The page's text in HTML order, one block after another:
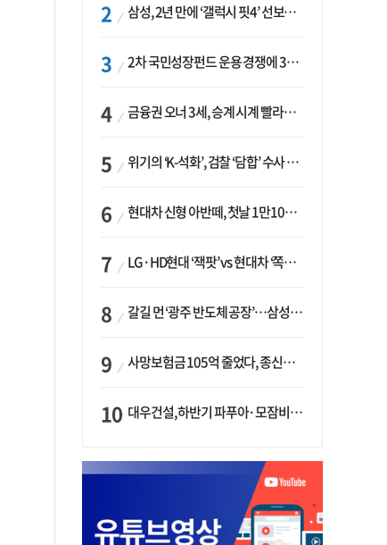
삼성, 2년 만에 ‘갤럭시 핏4’ 선보이나…웨어러블 생태계 확장 ‘시동’
2차 국민성장펀드 운용 경쟁에 33개사 몰렸다…신한·하나 등 새 얼굴 대거 합류
금융권 오너 3세, 승계 시계 빨라지나…한국투자 ‘속도’·미래에셋·메리츠는 ‘거리두기’
위기의 ‘K-석화’, 검찰 ‘담합’ 수사 착수…“LG·한화·롯데 등 7개 업체, 8개 제품 가격 담합”
현대차 신형 아반떼, 첫날 1만1094대 계약…역대 최고치 경신
LG·HD현대 ‘잭팟’ vs 현대차 ‘쪽박’…글로벌 사모펀드, 韓 대기업 투자 ‘희비’
갈길 먼 ‘광주 반도체 공장’…삼성·SK, ‘주 52시간제’ 규제 해소 ‘공방’
사망보험금 105억 줄었다, 종신보험·유동화 동시에 ‘주춤’…신한라이프는 401억 급증
대우건설, 하반기 파푸아·모잠비크 LNG 플랜트 수주 가시권…수주목표 27조로 샹향